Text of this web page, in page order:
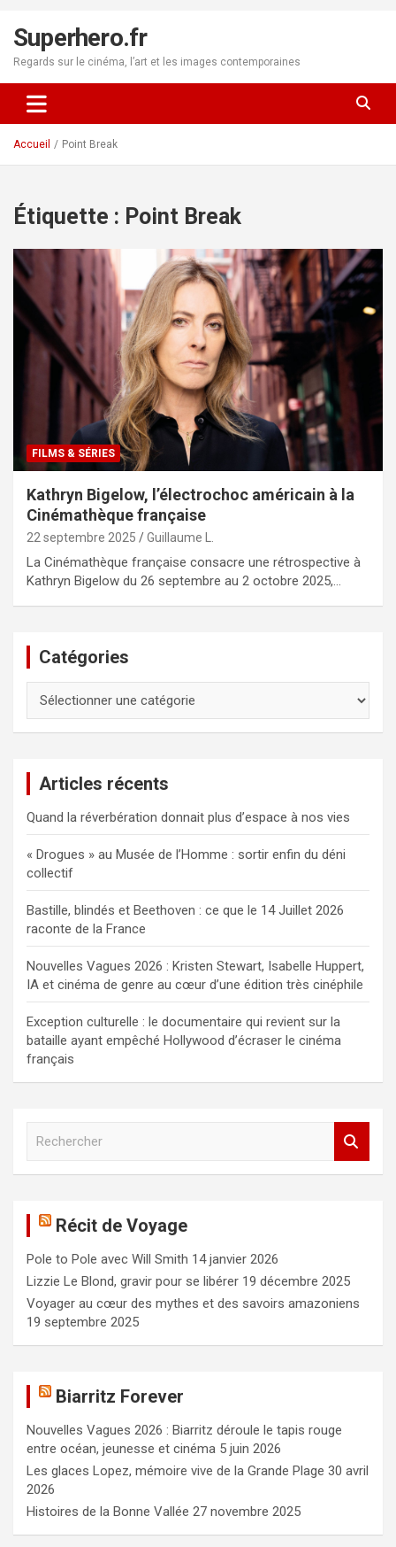
contenu
Superhero.fr
Regards sur le cinéma, l’art et les images contemporaines
Accueil Point Break
Étiquette : Point Break
FILMS & SÉRIES
Kathryn Bigelow, l’électrochoc américain à la
Cinémathèque française
22 septembre 2025 Guillaume L.
La Cinémathèque française consacre une rétrospective à
Kathryn Bigelow du 26 septembre au 2 octobre 2025,…
Catégories
Articles récents
Quand la réverbération donnait plus d’espace à nos vies
« Drogues » au Musée de l’Homme : sortir enfin du déni
collectif
Bastille, blindés et Beethoven : ce que le 14 Juillet 2026
raconte de la France
Nouvelles Vagues 2026 : Kristen Stewart, Isabelle Huppert,
IA et cinéma de genre au cœur d’une édition très cinéphile
Exception culturelle : le documentaire qui revient sur la
bataille ayant empêché Hollywood d’écraser le cinéma
français
c
h
e
r
Récit de Voyage
Pole to Pole avec Will Smith 14 janvier 2026
Lizzie Le Blond, gravir pour se libérer 19 décembre 2025
Voyager au cœur des mythes et des savoirs amazoniens
19 septembre 2025
Biarritz Forever
Nouvelles Vagues 2026 : Biarritz déroule le tapis rouge
entre océan, jeunesse et cinéma 5 juin 2026
Les glaces Lopez, mémoire vive de la Grande Plage 30 avril
2026
Histoires de la Bonne Vallée 27 novembre 2025